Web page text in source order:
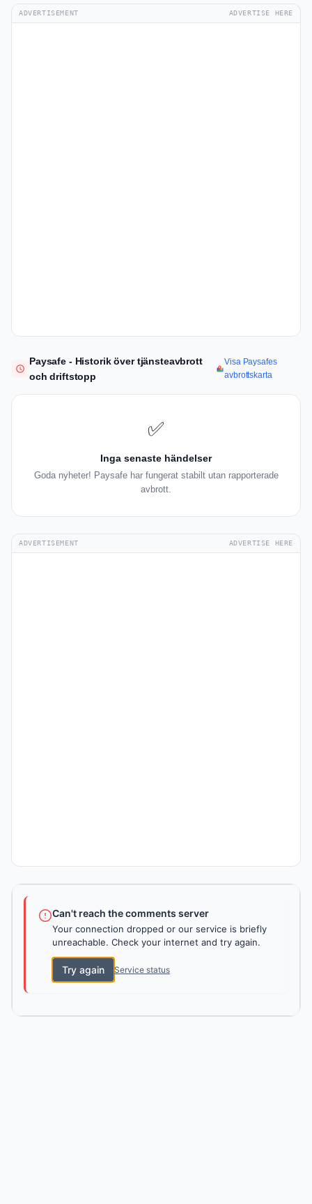
ADVERTISEMENT ADVERTISE HERE
Paysafe - Historik över tjänsteavbrott
och driftstopp
Visa Paysafes
avbrottskarta
✅
Inga senaste händelser
Goda nyheter! Paysafe har fungerat stabilt utan rapporterade
avbrott.
ADVERTISEMENT ADVERTISE HERE
Can't reach the comments server
Your connection dropped or our service is briefly
unreachable. Check your internet and try again.
Try again Service status